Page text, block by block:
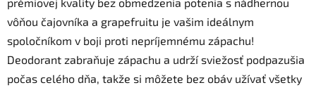
vôňou čajovníka a grapefruitu je vašim ideálnym
spoločníkom v boji proti nepríjemnému zápachu!
Deodorant zabraňuje zápachu a udrží sviežosť podpazušia
počas celého dňa, takže si môžete bez obáv užívať všetky